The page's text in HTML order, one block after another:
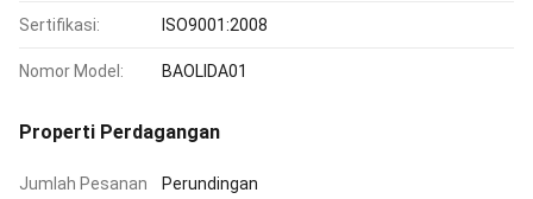
Sertifikasi: ISO9001:2008
Nomor Model: BAOLIDA01
Properti Perdagangan
Jumlah Pesanan
Perundingan